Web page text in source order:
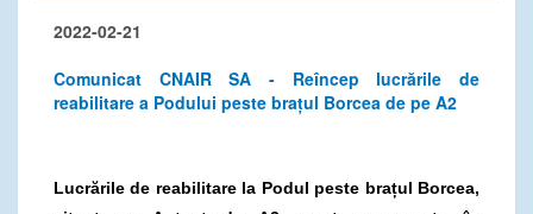
2022-02-21
Comunicat CNAIR SA - Reîncep lucrările de
reabilitare a Podului peste brațul Borcea de pe A2
Lucrările de reabilitare la Podul peste brațul Borcea,